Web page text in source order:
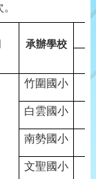
承辦學校
竹圍國小
白雲國小
南勢國小
文聖國小